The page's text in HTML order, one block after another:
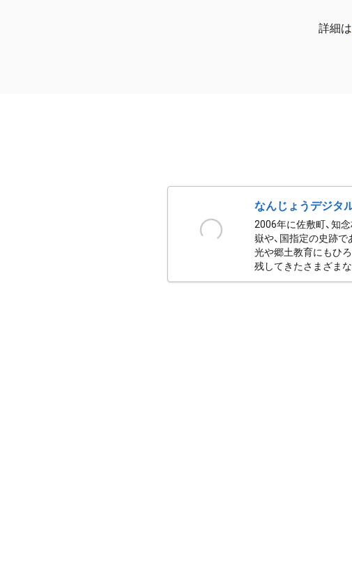
詳細は
なんじょうデジタ
2006年に佐敷町、知
嶽や、国指定の史跡で
光や郷土教育にもひ
残してきたさまざま